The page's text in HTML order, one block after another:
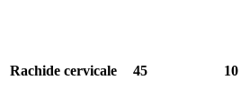
Rachide cervicale 45 10